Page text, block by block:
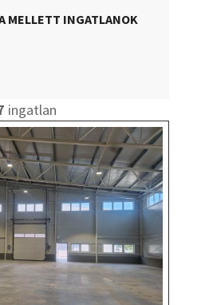
MELLETT INGATLANOK
ingatlan